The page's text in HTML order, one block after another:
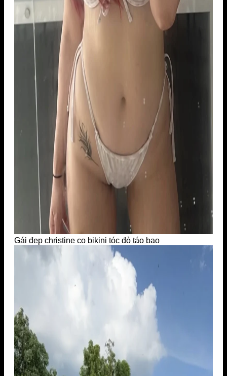
Gái đẹp christine co bikini tóc đỏ táo bạo